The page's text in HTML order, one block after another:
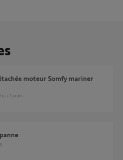
il y a 7 jours